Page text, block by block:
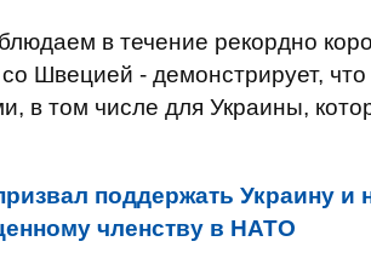
в течение рекордно
Швецией - демонстрирует, что
в том числе для Украины,
поддержать Украину и
членству в НАТО